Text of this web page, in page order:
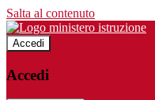
Salta al contenuto
Accedi
Accedi